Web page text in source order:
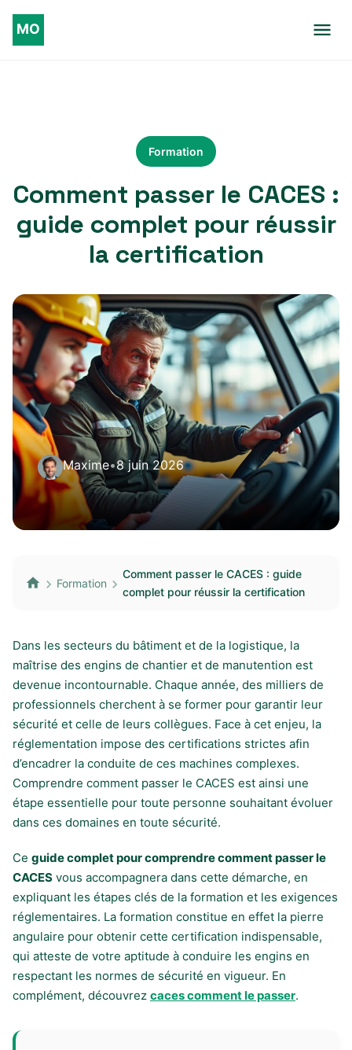
Formation
Comment passer le CACES :
guide complet pour réussir
la certification
Maxime•8 juin 2026
Formation
Comment passer le CACES : guide
complet pour réussir la certification
Dans les secteurs du bâtiment et de la logistique, la
maîtrise des engins de chantier et de manutention est
devenue incontournable. Chaque année, des milliers de
professionnels cherchent à se former pour garantir leur
sécurité et celle de leurs collègues. Face à cet enjeu, la
réglementation impose des certifications strictes afin
d’encadrer la conduite de ces machines complexes.
Comprendre comment passer le CACES est ainsi une
étape essentielle pour toute personne souhaitant évoluer
dans ces domaines en toute sécurité.
Ce guide complet pour comprendre comment passer le
CACES vous accompagnera dans cette démarche, en
expliquant les étapes clés de la formation et les exigences
réglementaires. La formation constitue en effet la pierre
angulaire pour obtenir cette certification indispensable,
qui atteste de votre aptitude à conduire les engins en
respectant les normes de sécurité en vigueur. En
complément, découvrez caces comment le passer.